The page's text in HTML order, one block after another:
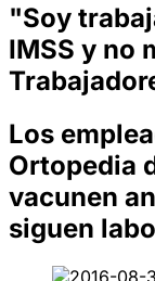
"Soy
IMSS y no
Los
Ortopedia
vacunen
siguen